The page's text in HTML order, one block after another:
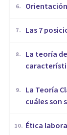
6.
7. Las 7
8.
La teoría
9.
La Teoría
cuáles son
10. Ética